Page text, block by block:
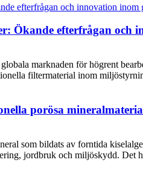
Ökande efterfrågan
marknaden för högrent
filtermaterial inom
porösa
som bildats av forntida
jordbruk och miljöskydd. Det